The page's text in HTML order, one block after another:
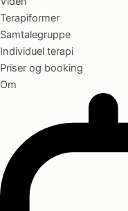
Terapiformer
Samtalegruppe
Individuel terapi
Priser og booking
Om